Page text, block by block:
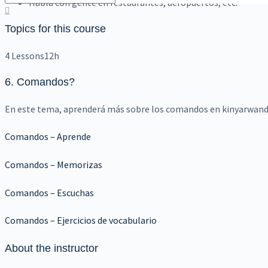
Topics for this course
4 Lessons12h
6. Comandos?
En este tema, aprenderá más sobre los comandos en
Comandos – Aprende
Comandos – Memorizas
Comandos – Escuchas
Comandos – Ejercicios de vocabulario
About the instructor